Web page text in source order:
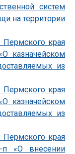
систем
на территории
Пермского края
казначейском
из
Пермского края
казначейском
из
Пермского края
«О внесении